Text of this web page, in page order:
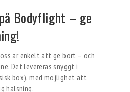
Bodyflight – ge
är enkelt att ge bort – och
Det levereras snyggt i
box), med möjlighet att
hälsning.